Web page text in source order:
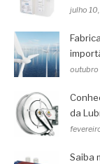
julho
outubro
da
Saiba